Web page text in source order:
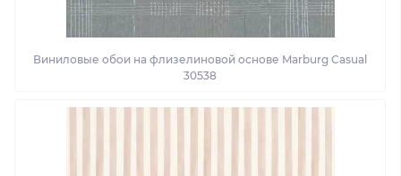
Виниловые обои на флизелиновой основе Marburg Casual
30538